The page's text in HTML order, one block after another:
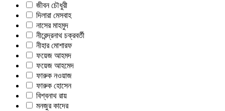
জীবন চৌধুরী
দিলারা মেসবাহ
নাসের মাহমুদ
নীরেন্দ্রনাথ চক্রবর্তী
নীহার মোশারফ
ফয়েজ আহমদ
ফয়েজ আহমেদ
ফারুক নওয়াজ
ফারুক হোসেন
বিশ্বনাথ রায়
মনজুর কাদের